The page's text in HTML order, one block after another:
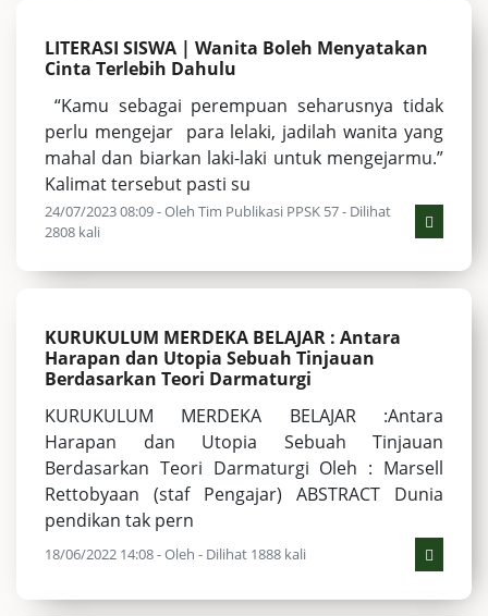
LITERASI SISWA | Wanita Boleh Menyatakan
Cinta Terlebih Dahulu
“Kamu sebagai perempuan seharusnya tidak
perlu mengejar para lelaki, jadilah wanita yang
mahal dan biarkan laki-laki untuk mengejarmu.”
Kalimat tersebut pasti su
24/07/2023 08:09 - Oleh Tim Publikasi PPSK 57 - Dilihat
2808 kali
KURUKULUM MERDEKA BELAJAR : Antara
Harapan dan Utopia Sebuah Tinjauan
Berdasarkan Teori Darmaturgi
KURUKULUM MERDEKA BELAJAR :Antara
Harapan dan Utopia Sebuah Tinjauan
Berdasarkan Teori Darmaturgi Oleh : Marsell
Rettobyaan (staf Pengajar) ABSTRACT Dunia
pendikan tak pern
18/06/2022 14:08 - Oleh - Dilihat 1888 kali